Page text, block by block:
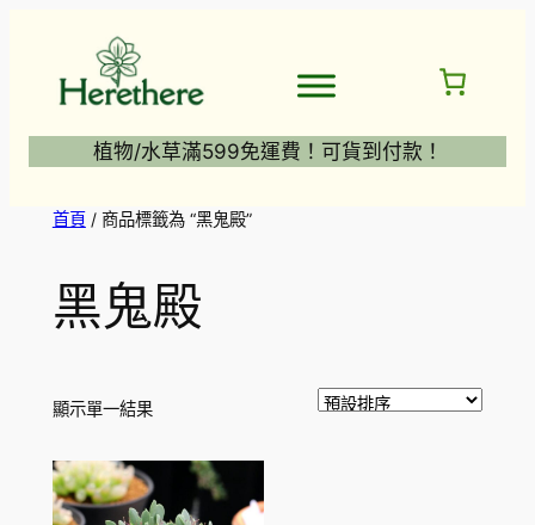
植物/水草滿599免運費！可貨到付款！
首頁/ 商品標籤為 “黑鬼殿”
黑鬼殿
顯示單一結果